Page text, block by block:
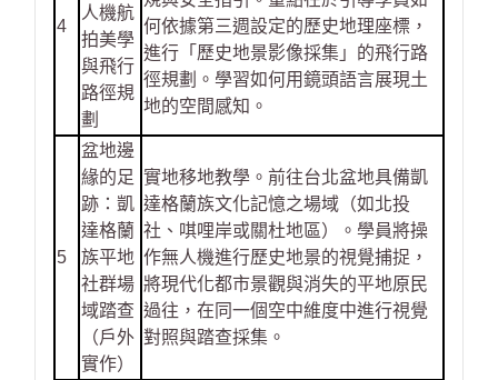
4
人機航
拍美學
與飛行
路徑規
劃
何依據第三週設定的歷史地理座標，
進行「歷史地景影像採集」的飛行路
徑規劃。學習如何用鏡頭語言展現土
地的空間感知。
5
盆地邊
緣的足
跡：凱
達格蘭
族平地
社群場
域踏查
（戶外
實作）
實地移地教學。前往台北盆地具備凱
達格蘭族文化記憶之場域（如北投
社、唭哩岸或關杜地區）。學員將操
作無人機進行歷史地景的視覺捕捉，
將現代化都市景觀與消失的平地原民
過往，在同一個空中維度中進行視覺
對照與踏查採集。